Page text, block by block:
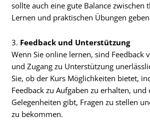
sollte auch eine gute Balance zwischen
Lernen und praktischen Übungen
3. Feedback und Unterstützung
Wenn Sie online lernen, sind Feedback
und Zugang zu Unterstützung
Sie, ob der Kurs Möglichkeiten bietet,
Feedback zu Aufgaben zu erhalten, und
Gelegenheiten gibt, Fragen zu stellen
zu bekommen.